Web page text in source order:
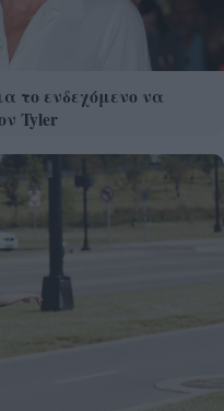
το ενδεχόμενο να
Tyler